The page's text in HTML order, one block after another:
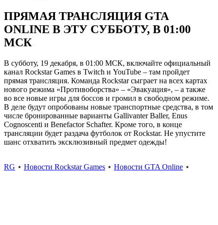
ПРЯМАЯ ТРАНСЛЯЦИЯ GTA
ONLINE В ЭТУ СУББОТУ, В 01:00
МСК
В субботу, 19 декабря, в 01:00 МСК, включайте официальный
канал Rockstar Games в Twitch и YouTube – там пройдет
прямая трансляция. Команда Rockstar сыграет на всех картах
нового режима «Противоборства» – «Эвакуация», – а также
во все новые игры для боссов и громил в свободном режиме.
В деле будут опробованы новые транспортные средства, в том
числе бронированные варианты Gallivanter Baller, Enus
Cognoscenti и Benefactor Schafter. Кроме того, в конце
трансляции будет раздача футболок от Rockstar. Не упустите
шанс отхватить эксклюзивный предмет одежды!
RG ⋆ Новости Rockstar Games ⋆ Новости GTA Online ⋆